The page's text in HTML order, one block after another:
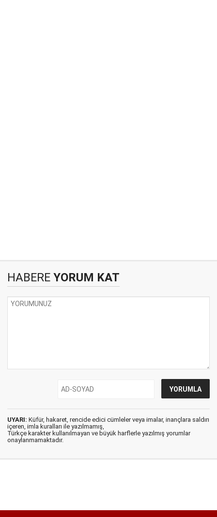
HABERE YORUM KAT
UYARI: Küfür, hakaret, rencide edici cümleler veya imalar, inançlara saldırı
içeren, imla kuralları ile yazılmamış,
Türkçe karakter kullanılmayan ve büyük harflerle yazılmış yorumlar
onaylanmamaktadır.